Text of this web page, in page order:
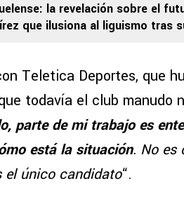
la revelación sobre el
que ilusiona al liguismo tras
Teletica Deportes, que
todavía el club manudo
parte de mi trabajo es
está la situación. No es
el único candidato“.